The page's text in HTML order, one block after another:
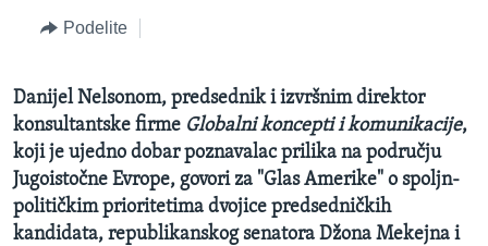
GLOBALNE TEME
NAUKA I TEHNOLOGIJA
MEDICINA
KULTURA
DRUŠTVO
IZ AMERIKE
Jezici
Podelite
Danijel Nelsonom, predsednik i izvršnim direktor
konsultantske firme Globalni koncepti i komunikacije,
koji je ujedno dobar poznavalac prilika na području
Jugoistočne Evrope, govori za "Glas Amerike" o spoljn-
političkim prioritetima dvojice predsedničkih
kandidata, republikanskog senatora Džona Mekejna i